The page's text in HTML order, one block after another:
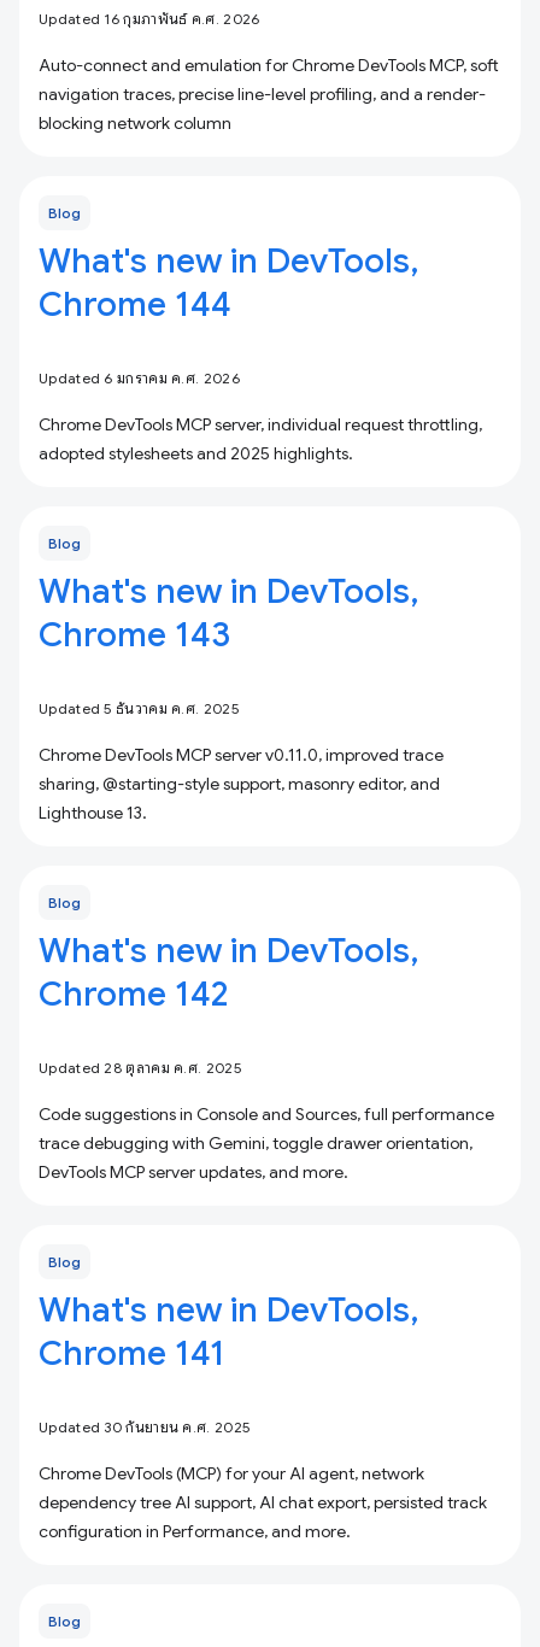
Updated 16 กุมภาพันธ์ ค.ศ. 2026
Auto-connect and emulation for Chrome DevTools MCP, soft
navigation traces, precise line-level profiling, and a render-
blocking network column
Blog
What's new in DevTools,
Chrome 144
Updated 6 มกราคม ค.ศ. 2026
Chrome DevTools MCP server, individual request throttling,
adopted stylesheets and 2025 highlights.
Blog
What's new in DevTools,
Chrome 143
Updated 5 ธันวาคม ค.ศ. 2025
Chrome DevTools MCP server v0.11.0, improved trace
sharing, @starting-style support, masonry editor, and
Lighthouse 13.
Blog
What's new in DevTools,
Chrome 142
Updated 28 ตุลาคม ค.ศ. 2025
Code suggestions in Console and Sources, full performance
trace debugging with Gemini, toggle drawer orientation,
DevTools MCP server updates, and more.
Blog
What's new in DevTools,
Chrome 141
Updated 30 กันยายน ค.ศ. 2025
Chrome DevTools (MCP) for your AI agent, network
dependency tree AI support, AI chat export, persisted track
configuration in Performance, and more.
Blog